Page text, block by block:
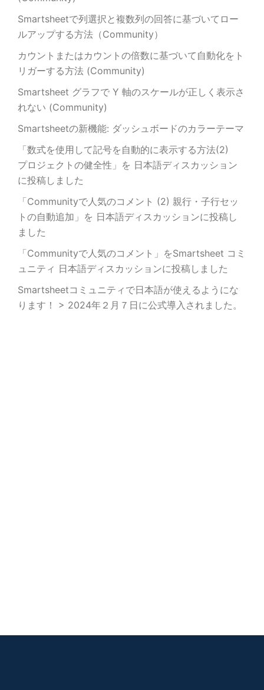
Smartsheetで列選択と複数列の回答に基づいてロー
ルアップする方法（Community）
カウントまたはカウントの倍数に基づいて自動化をト
リガーする方法 (Community)
Smartsheet グラフで Y 軸のスケールが正しく表示さ
れない (Community)
Smartsheetの新機能: ダッシュボードのカラーテーマ
「数式を使用して記号を自動的に表示する方法(2)
プロジェクトの健全性」を 日本語ディスカッション
に投稿しました
「Communityで人気のコメント (2) 親行・子行セッ
トの自動追加」を 日本語ディスカッションに投稿し
ました
「Communityで人気のコメント」をSmartsheet コミ
ュニティ 日本語ディスカッションに投稿しました
Smartsheetコミュニティで日本語が使えるようにな
ります！ > 2024年２月７日に公式導入されました。